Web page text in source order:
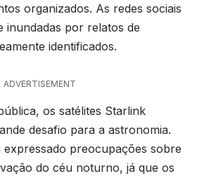
organizados. As redes sociais
inundadas por relatos de
identificados.
ADVERTISEMENT
os satélites Starlink
desafio para a astronomia.
expressado preocupações sobre
do céu noturno, já que os